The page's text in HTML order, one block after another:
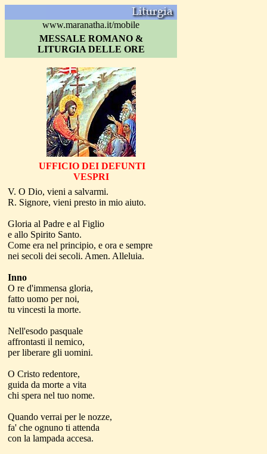
www.maranatha.it/mobile
MESSALE ROMANO &
LITURGIA DELLE ORE
UFFICIO DEI DEFUNTI
VESPRI
V. O Dio, vieni a salvarmi.
R. Signore, vieni presto in mio aiuto.
Gloria al Padre e al Figlio
e allo Spirito Santo.
Come era nel principio, e ora e sempre
nei secoli dei secoli. Amen. Alleluia.
Inno
O re d'immensa gloria,
fatto uomo per noi,
tu vincesti la morte.
Nell'esodo pasquale
affrontasti il nemico,
per liberare gli uomini.
O Cristo redentore,
guida da morte a vita
chi spera nel tuo nome.
Quando verrai per le nozze,
fa' che ognuno ti attenda
con la lampada accesa.